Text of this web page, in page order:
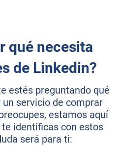
qué necesita
de Linkedin?
estés preguntando qué
servicio de comprar
estamos aquí
identificas con estos
será para ti: